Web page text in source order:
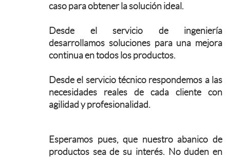
caso para obtener la solución ideal.
Desde el servicio de ingeniería
desarrollamos soluciones para una mejora
continua en todos los productos.
Desde el servicio técnico respondemos a las
necesidades reales de cada cliente con
agilidad y profesionalidad.
Esperamos pues, que nuestro abanico de
productos sea de su interés. No duden en